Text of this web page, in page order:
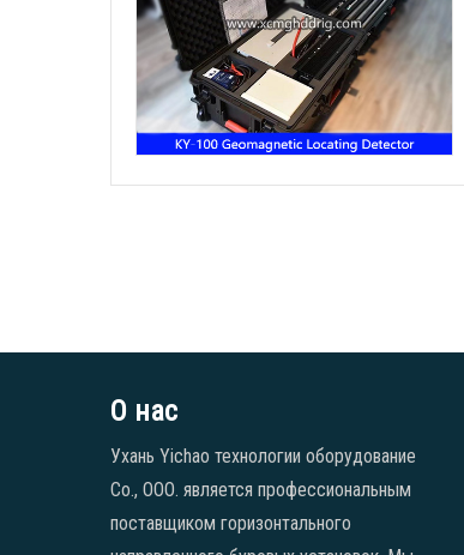
О нас
Ухань Yichao технологии оборудование
Co., ООО. является профессиональным
поставщиком горизонтального